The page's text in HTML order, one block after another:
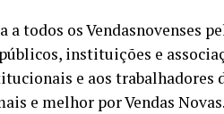
a todos os Vendasnovenses
instituições e
e aos
e melhor por Vendas Novas.